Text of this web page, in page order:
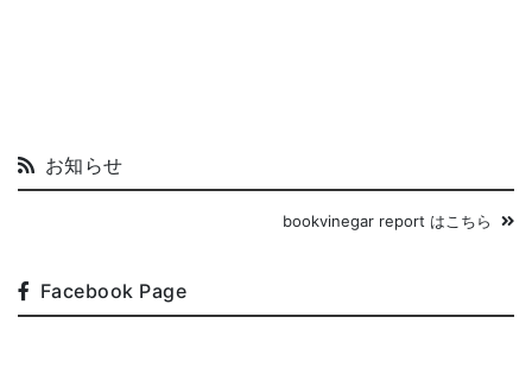
お知らせ
bookvinegar report はこちら
Facebook Page